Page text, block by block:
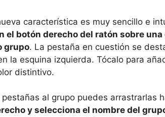
característica es muy sencillo e
el botón derecho del ratón sobre
grupo. La pestaña en cuestión se
la esquina izquierda. Tócalo para
distintivo.
al grupo puedes arrastrarlas
y selecciona el nombre del